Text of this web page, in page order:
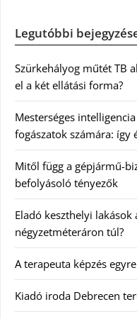
Legutóbbi
Szürkehályog műtét TB
el a két ellátási forma?
Mesterséges
fogászatok számára: így
Mitől függ a gépjármű-
befolyásoló tényezők
Eladó keszthelyi
négyzetméteráron túl?
A terapeuta képzés
Kiadó iroda Debrecen